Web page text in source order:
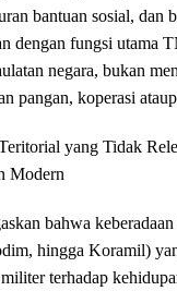
bantuan sosial, dan
dengan fungsi utama
negara, bukan
pangan, koperasi
yang Tidak
Modern
bahwa
hingga Koramil)
terhadap